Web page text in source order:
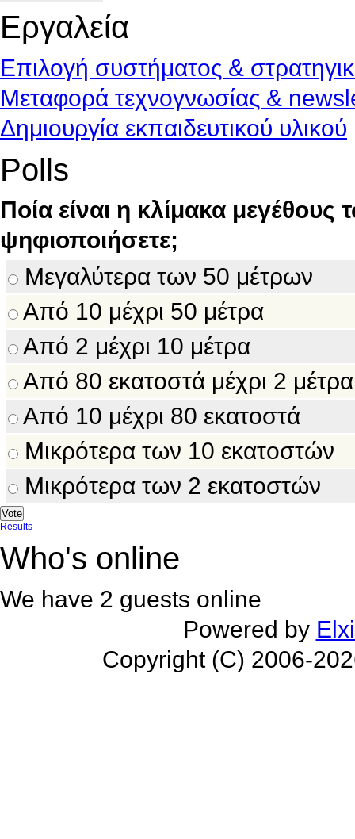
Εργαλεία
Επιλογή συστήματος &
Μεταφορά τεχνογνωσίας &
Δημιουργία εκπαιδευτικού υλικού
Polls
Ποία είναι η κλίμακα
ψηφιοποιήσετε;
Μεγαλύτερα των 50 μέτρων
Από 10 μέχρι 50 μέτρα
Από 2 μέχρι 10 μέτρα
Από 80 εκατοστά μέχρι 2 μέτρα
Από 10 μέχρι 80 εκατοστά
Μικρότερα των 10 εκατοστών
Μικρότερα των 2 εκατοστών
Results
Who's online
We have 2 guests online
Powered by
Copyright (C) 2006-